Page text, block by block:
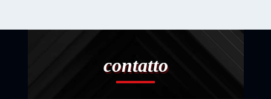
contatto